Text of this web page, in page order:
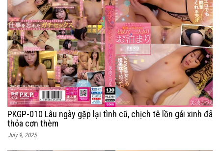
PKGP-010 Lâu ngày gặp lại tình cũ, chịch tê lồn gái xinh đã
thỏa cơn thèm
July 9, 2025